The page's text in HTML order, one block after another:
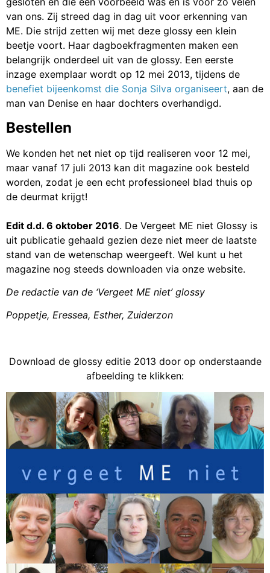
van ons. Zij streed dag in dag uit voor erkenning van
ME. Die strijd zetten wij met deze glossy een klein
beetje voort. Haar dagboekfragmenten maken een
belangrijk onderdeel uit van de glossy. Een eerste
inzage exemplaar wordt op 12 mei 2013, tijdens de
benefiet bijeenkomst die Sonja Silva organiseert, aan de
man van Denise en haar dochters overhandigd.
Bestellen
We konden het net niet op tijd realiseren voor 12 mei,
maar vanaf 17 juli 2013 kan dit magazine ook besteld
worden, zodat je een echt professioneel blad thuis op
de deurmat krijgt!
Edit d.d. 6 oktober 2016. De Vergeet ME niet Glossy is
uit publicatie gehaald gezien deze niet meer de laatste
stand van de wetenschap weergeeft. Wel kunt u het
magazine nog steeds downloaden via onze website.
De redactie van de ‘Vergeet ME niet’ glossy
Poppetje, Eressea, Esther, Zuiderzon
Download de glossy editie 2013 door op onderstaande
afbeelding te klikken: